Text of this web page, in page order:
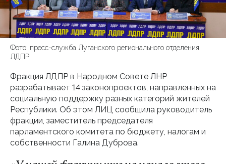
Фото: пресс-служба Луганского регионального отделения
ЛДПР
Фракция ЛДПР в Народном Совете ЛНР
разрабатывает 14 законопроектов, направленных на
социальную поддержку разных категорий жителей
Республики. Об этом ЛИЦ сообщила руководитель
фракции, заместитель председателя
парламентского комитета по бюджету, налогам и
собственности Галина Дуброва.